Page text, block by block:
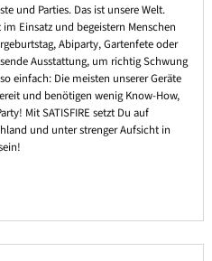
und Parties. Das ist unsere Welt.
Einsatz und begeistern Menschen
Abiparty, Gartenfete oder
Ausstattung, um richtig Schwung
einfach: Die meisten unserer Geräte
und benötigen wenig Know-How,
Mit SATISFIRE setzt Du auf
und unter strenger Aufsicht in